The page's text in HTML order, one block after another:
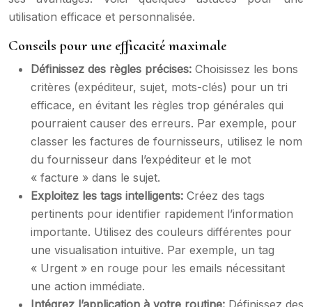
utilisation efficace et personnalisée.
Conseils pour une efficacité maximale
Définissez des règles précises: Choisissez les bons
critères (expéditeur, sujet, mots-clés) pour un tri
efficace, en évitant les règles trop générales qui
pourraient causer des erreurs. Par exemple, pour
classer les factures de fournisseurs, utilisez le nom
du fournisseur dans l’expéditeur et le mot
« facture » dans le sujet.
Exploitez les tags intelligents: Créez des tags
pertinents pour identifier rapidement l’information
importante. Utilisez des couleurs différentes pour
une visualisation intuitive. Par exemple, un tag
« Urgent » en rouge pour les emails nécessitant
une action immédiate.
Intégrez l’application à votre routine: Définissez des